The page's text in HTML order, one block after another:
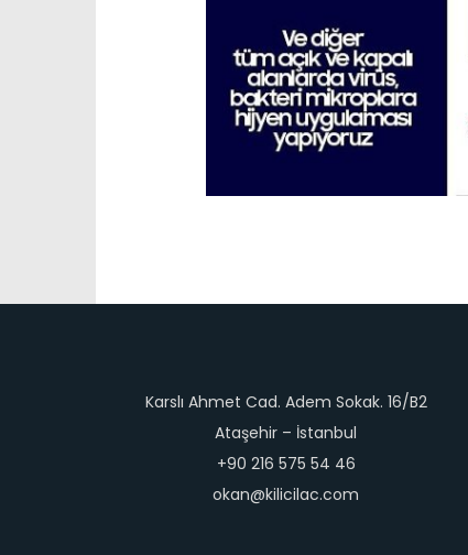
Karslı Ahmet Cad. Adem Sokak. 16/B2
Ataşehir – İstanbul
+90 216 575 54 46
okan@kilicilac.com